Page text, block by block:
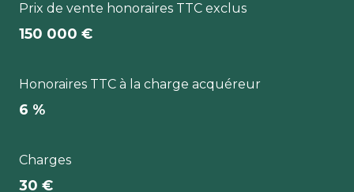
Prix de vente honoraires TTC exclus
150 000 €
Honoraires TTC à la charge acquéreur
6 %
Charges
30 €